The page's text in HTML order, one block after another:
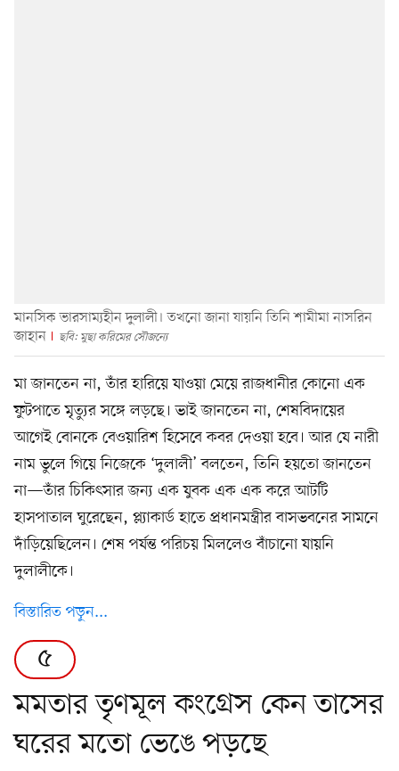
মানসিক ভারসাম্যহীন দুলালী। তখনো জানা যায়নি তিনি শামীমা নাসরিন
জাহান
ছবি: মুছা করিমের সৌজন্যে
মা জানতেন না, তাঁর হারিয়ে যাওয়া মেয়ে রাজধানীর কোনো এক
ফুটপাতে মৃত্যুর সঙ্গে লড়ছে। ভাই জানতেন না, শেষবিদায়ের
আগেই বোনকে বেওয়ারিশ হিসেবে কবর দেওয়া হবে। আর যে নারী
নাম ভুলে গিয়ে নিজেকে ‘দুলালী’ বলতেন, তিনি হয়তো জানতেন
না—তাঁর চিকিৎসার জন্য এক যুবক এক এক করে আটটি
হাসপাতাল ঘুরেছেন, প্ল্যাকার্ড হাতে প্রধানমন্ত্রীর বাসভবনের সামনে
দাঁড়িয়েছিলেন। শেষ পর্যন্ত পরিচয় মিললেও বাঁচানো যায়নি
দুলালীকে।
বিস্তারিত পড়ুন...
৫
মমতার তৃণমূল কংগ্রেস কেন তাসের
ঘরের মতো ভেঙে পড়ছে